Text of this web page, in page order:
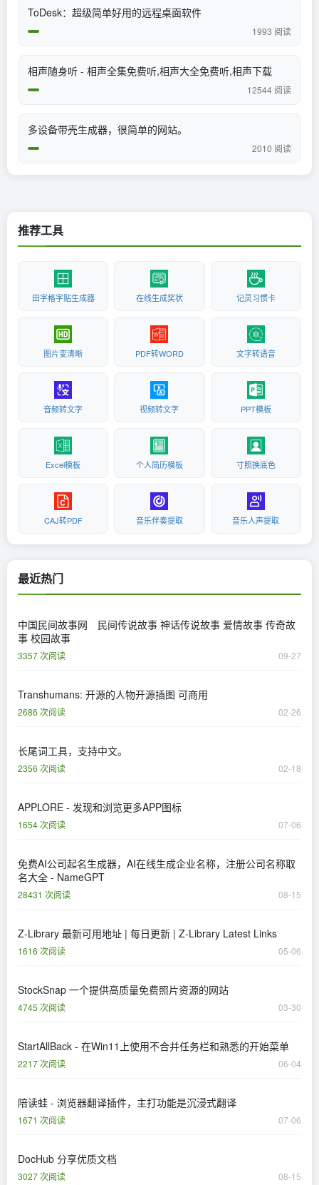
ToDesk：超级简单好用的远程桌面软件
1993 阅读
相声随身听 - 相声全集免费听,相声大全免费听,相声下载
12544 阅读
多设备带壳生成器，很简单的网站。
2010 阅读
推荐工具
田字格字贴生成器 在线生成奖状 记灵习惯卡
图片变清晰 PDF转WORD 文字转语音
音频转文字 视频转文字 PPT模板
Excel模板 个人简历模板 寸照换底色
CAJ转PDF 音乐伴奏提取 音乐人声提取
最近热门
中国民间故事网 民间传说故事 神话传说故事 爱情故事 传奇故
事 校园故事
3357 次阅读 09-27
Transhumans: 开源的人物开源插图 可商用
2686 次阅读 02-26
长尾词工具，支持中文。
2356 次阅读 02-18
APPLORE - 发现和浏览更多APP图标
1654 次阅读 07-06
免费AI公司起名生成器，AI在线生成企业名称，注册公司名称取
名大全 - NameGPT
28431 次阅读 08-15
Z-Library 最新可用地址 | 每日更新 | Z-Library Latest Links
1616 次阅读 05-06
StockSnap 一个提供高质量免费照片资源的网站
4745 次阅读 03-30
StartAllBack - 在Win11上使用不合并任务栏和熟悉的开始菜单
2217 次阅读 06-04
陪读蛙 - 浏览器翻译插件，主打功能是沉浸式翻译
1671 次阅读 07-06
DocHub 分享优质文档
3027 次阅读 08-15